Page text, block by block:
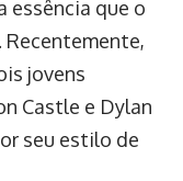
essência que o
jovens
Castle e Dylan
seu estilo de